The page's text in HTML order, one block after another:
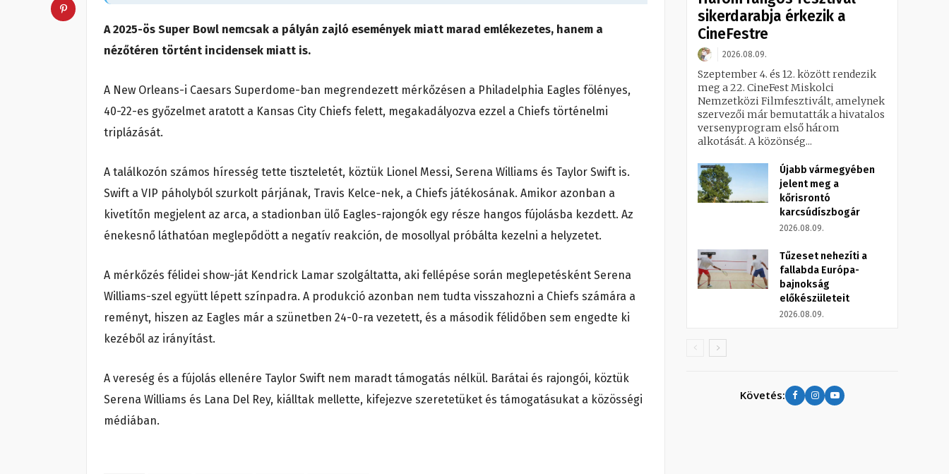
A 2025-ös Super Bowl nemcsak a pályán zajló események miatt marad emlékezetes, hanem a
nézőtéren történt incidensek miatt is.
A New Orleans-i Caesars Superdome-ban megrendezett mérkőzésen a Philadelphia Eagles fölényes,
40-22-es győzelmet aratott a Kansas City Chiefs felett, megakadályozva ezzel a Chiefs történelmi
triplázását.
A találkozón számos híresség tette tiszteletét, köztük Lionel Messi, Serena Williams és Taylor Swift is.
Swift a VIP páholyból szurkolt párjának, Travis Kelce-nek, a Chiefs játékosának. Amikor azonban a
kivetítőn megjelent az arca, a stadionban ülő Eagles-rajongók egy része hangos fújolásba kezdett. Az
énekesnő láthatóan meglepődött a negatív reakción, de mosollyal próbálta kezelni a helyzetet.
A mérkőzés félidei show-ját Kendrick Lamar szolgáltatta, aki fellépése során meglepetésként Serena
Williams-szel együtt lépett színpadra. A produkció azonban nem tudta visszahozni a Chiefs számára a
reményt, hiszen az Eagles már a szünetben 24-0-ra vezetett, és a második félidőben sem engedte ki
kezéből az irányítást.
A vereség és a fújolás ellenére Taylor Swift nem maradt támogatás nélkül. Barátai és rajongói, köztük
Serena Williams és Lana Del Rey, kiálltak mellette, kifejezve szeretetüket és támogatásukat a közösségi
médiában.
sikerdarabja érkezik a
CineFestre
2026.08.09.
Szeptember 4. és 12. között rendezik
meg a 22. CineFest Miskolci
Nemzetközi Filmfesztivált, amelynek
szervezői már bemutatták a hivatalos
versenyprogram első három
alkotását. A közönség...
Újabb vármegyében
jelent meg a
kőrisrontó
karcsúdíszbogár
2026.08.09.
Tűzeset nehezíti a
fallabda Európa-
bajnokság
előkészületeit
2026.08.09.
Követés: